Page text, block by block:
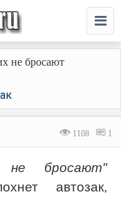
не бросают
1108 1
не бросают"
автозак,